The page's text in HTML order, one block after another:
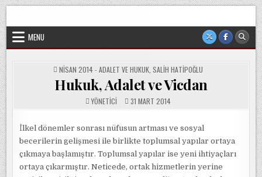
Skip
to
content
veya cemaatin güdümünde ya da tesirinde olmayan, tamamen
MENU
POSTED
IN
NISAN 2014 - ADALET VE HUKUK SALIH HATIPOĞLU
Hukuk, Adalet ve Vicdan
YÖNETICI 31 MART 2014
İlkel dönemler sonrası nüfusun artması ve sosyal
becerilerin gelişmesi ile birlikte toplumsal yapılar ortaya
çıkmaya başlamıştır. Toplumsal yapılar ise yeni ihtiyaçları
ortaya çıkarmıştır. Neticede, ortak hizmetlerin yerine